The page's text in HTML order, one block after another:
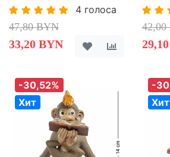
4 голоса
47,80 BYN
33,20 BYN
-30,52%
Хит
-
Хит